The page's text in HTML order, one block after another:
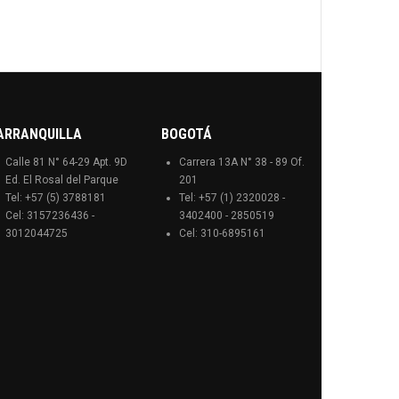
Calle 81 N° 64-29 Apt. 9D
Ed. El Rosal del Parque
Tel: +57 (5) 3788181
Cel: 3157236436 -
3012044725
BOGOTÁ
Carrera 13A N° 38 - 89 Of.
201
Tel: +57 (1) 2320028 -
3402400 - 2850519
Cel: 310-6895161